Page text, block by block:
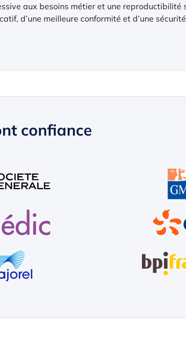
aux besoins métier et une reproductibilité
d’une meilleure conformité et d’une
confiance